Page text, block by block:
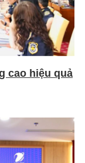
cao hiệu quả